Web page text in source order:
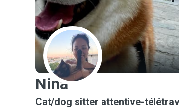
N
Nina
Cat/dog sitter attentive-